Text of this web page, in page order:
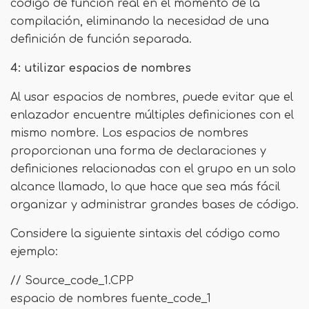
código de función real en el momento de la
compilación, eliminando la necesidad de una
definición de función separada.
4: utilizar espacios de nombres
Al usar espacios de nombres, puede evitar que el
enlazador encuentre múltiples definiciones con el
mismo nombre. Los espacios de nombres
proporcionan una forma de declaraciones y
definiciones relacionadas con el grupo en un solo
alcance llamado, lo que hace que sea más fácil
organizar y administrar grandes bases de código.
Considere la siguiente sintaxis del código como
ejemplo:
// Source_code_1.CPP
espacio de nombres fuente_code_1